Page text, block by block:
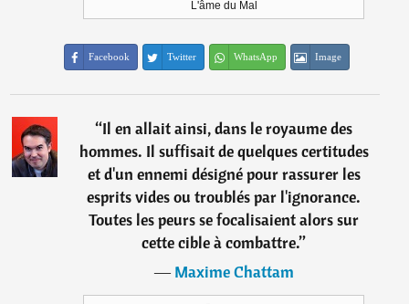
L'âme du Mal
Facebook Twitter WhatsApp Image
“Il en allait ainsi, dans le royaume des
hommes. Il suffisait de quelques certitudes
et d'un ennemi désigné pour rassurer les
esprits vides ou troublés par l'ignorance.
Toutes les peurs se focalisaient alors sur
cette cible à combattre.”
―Maxime Chattam